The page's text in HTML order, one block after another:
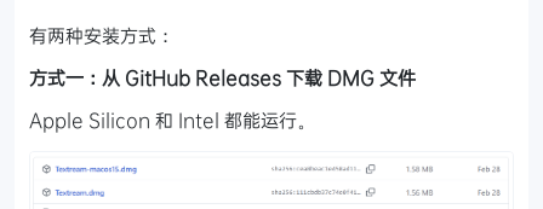
有两种安装方式：
方式一：从 GitHub Releases 下载 DMG 文件
Apple Silicon 和 Intel 都能运行。